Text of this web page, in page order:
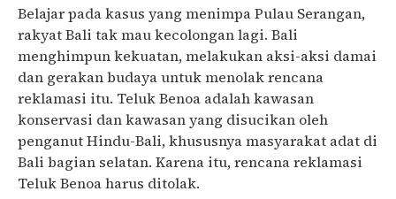
Belajar pada kasus yang menimpa Pulau Serangan,
rakyat Bali tak mau kecolongan lagi. Bali
menghimpun kekuatan, melakukan aksi-aksi damai
dan gerakan budaya untuk menolak rencana
reklamasi itu. Teluk Benoa adalah kawasan
konservasi dan kawasan yang disucikan oleh
penganut Hindu-Bali, khususnya masyarakat adat di
Bali bagian selatan. Karena itu, rencana reklamasi
Teluk Benoa harus ditolak.